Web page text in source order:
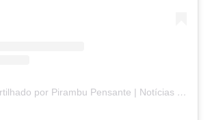
Um post compartilhado por Pirambu Pensante | Notícias & Entretenimento (@pirambupensante)